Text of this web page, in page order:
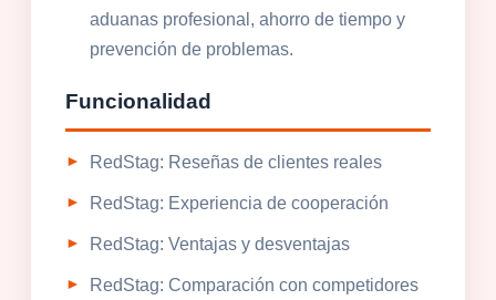
aduanas profesional, ahorro de tiempo y
prevención de problemas.
Funcionalidad
RedStag: Reseñas de clientes reales
RedStag: Experiencia de cooperación
RedStag: Ventajas y desventajas
RedStag: Comparación con competidores